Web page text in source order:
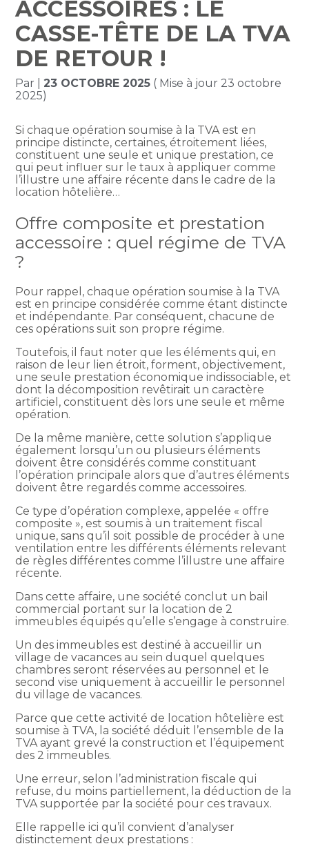
ACCESSOIRES : LE
CASSE-TÊTE DE LA TVA
DE RETOUR !
Par |23 OCTOBRE 2025 ( Mise à jour 23 octobre
2025)
Si chaque opération soumise à la TVA est en
principe distincte, certaines, étroitement liées,
constituent une seule et unique prestation, ce
qui peut influer sur le taux à appliquer comme
l’illustre une affaire récente dans le cadre de la
location hôtelière…
Offre composite et prestation
accessoire : quel régime de TVA
?
Pour rappel, chaque opération soumise à la TVA
est en principe considérée comme étant distincte
et indépendante. Par conséquent, chacune de
ces opérations suit son propre régime.
Toutefois, il faut noter que les éléments qui, en
raison de leur lien étroit, forment, objectivement,
une seule prestation économique indissociable, et
dont la décomposition revêtirait un caractère
artificiel, constituent dès lors une seule et même
opération.
De la même manière, cette solution s’applique
également lorsqu’un ou plusieurs éléments
doivent être considérés comme constituant
l’opération principale alors que d’autres éléments
doivent être regardés comme accessoires.
Ce type d’opération complexe, appelée « offre
composite », est soumis à un traitement fiscal
unique, sans qu’il soit possible de procéder à une
ventilation entre les différents éléments relevant
de règles différentes comme l’illustre une affaire
récente.
Dans cette affaire, une société conclut un bail
commercial portant sur la location de 2
immeubles équipés qu’elle s’engage à construire.
Un des immeubles est destiné à accueillir un
village de vacances au sein duquel quelques
chambres seront réservées au personnel et le
second vise uniquement à accueillir le personnel
du village de vacances.
Parce que cette activité de location hôtelière est
soumise à TVA, la société déduit l’ensemble de la
TVA ayant grevé la construction et l’équipement
des 2 immeubles.
Une erreur, selon l’administration fiscale qui
refuse, du moins partiellement, la déduction de la
TVA supportée par la société pour ces travaux.
Elle rappelle ici qu’il convient d’analyser
distinctement deux prestations :